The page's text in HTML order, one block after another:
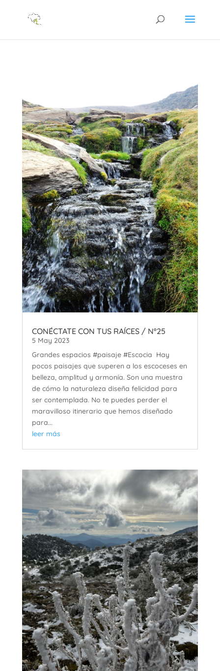
CONÉCTATE CON TUS RAÍCES / Nº25
5 May 2023
Grandes espacios #paisaje #Escocia Hay
pocos paisajes que superen a los escoceses en
belleza, amplitud y armonía. Son una muestra
de cómo la naturaleza diseña felicidad para
ser contemplada. No te puedes perder el
maravilloso itinerario que hemos diseñado
para...
leer más